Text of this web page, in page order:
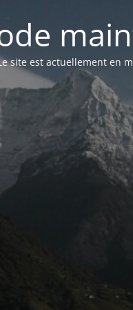
site est actuellement en